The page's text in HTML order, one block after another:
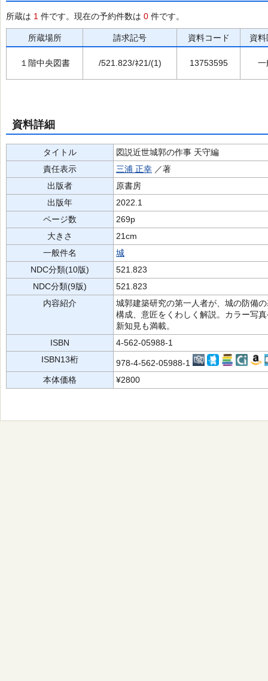
所蔵は 1 件です。現在の予約件数は 0 件です。
所蔵場所 請求記号 資料コード 資
１階中央図書 /521.823/ﾈ21/(1) 13753595 一
資料詳細
タイトル
図説近世城郭の作事 天守編
責任表示
三浦 正幸 ／著
出版者
原書房
出版年
2022.1
ページ数
269p
大きさ
21cm
一般件名
城
NDC分類(10版)
521.823
NDC分類(9版)
521.823
内容紹介
城郭建築研究の第一人者が、城の防備
構成、意匠をくわしく解説。カラー写
新知見も満載。
ISBN
4-562-05988-1
ISBN13桁
978-4-562-05988-1
本体価格
¥2800